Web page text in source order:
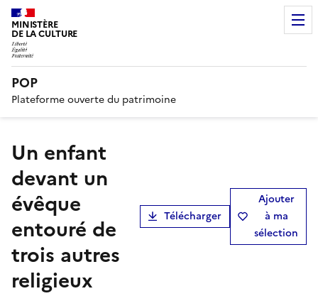
MINISTÈRE
DE LA CULTURE
POP
Plateforme ouverte du patrimoine
Un enfant
devant un
évêque
entouré de
trois autres
religieux
Télécharger
Ajouter
à ma
sélection